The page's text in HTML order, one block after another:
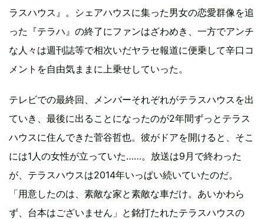
ラスハウス』。シェアハウスに集った男女の恋愛群像を追
った『テラハ』の終了にファンはざわめき、一方でアンチ
な人々は週刊誌等で相次いだヤラセ報道に便乗して辛口コ
メントを自由気ままに上乗せしていった。
テレビでの最終回、メンバーそれぞれがテラスハウスを出
ていき、最後に出ることになったのが2年間ずっとテラス
ハウスに住んできた菅谷哲也。彼がドアを開けると、そこ
には1人の女性が立っていた……。放送は9月で終わった
が、テラスハウスは2014年いっぱい続いていたのだ。
「用意したのは、素敵な家と素敵な車だけ。あいかわら
ず、台本はございません」と銘打たれたテラスハウスの